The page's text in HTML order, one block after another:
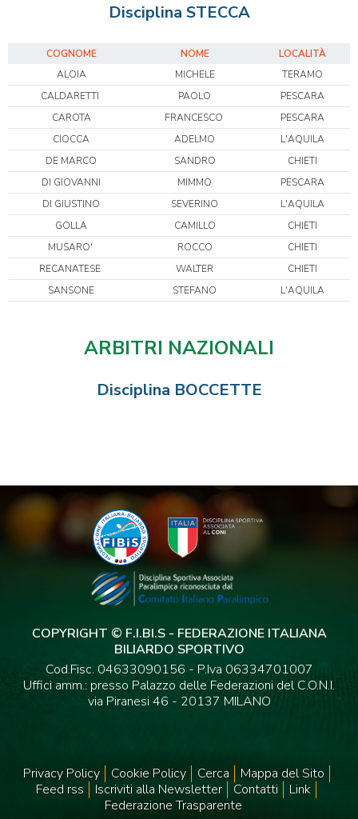
Disciplina STECCA
COGNOME NOME
LOCALITÀ
ALOIA
MICHELE
TERAMO
CALDARETTI
PAOLO
PESCARA
CAROTA
FRANCESCO
PESCARA
CIOCCA
ADELMO
L'AQUILA
DE MARCO
SANDRO
CHIETI
DI GIOVANNI
MIMMO
PESCARA
DI GIUSTINO
SEVERINO
L'AQUILA
GOLLA
CAMILLO
CHIETI
MUSARO'
ROCCO
CHIETI
RECANATESE
WALTER
CHIETI
SANSONE
STEFANO L'AQUILA
ARBITRI NAZIONALI
Disciplina BOCCETTE
COPYRIGHT © F.I.BI.S - FEDERAZIONE ITALIANA
BILIARDO SPORTIVO
Cod.Fisc. 04633090156 - P.Iva 06334701007
Uffici amm.: presso Palazzo delle Federazioni del C.O.N.I.
via Piranesi 46 - 20137 MILANO
Privacy Policy Cookie Policy Cerca
Mappa del Sito
Feed rss
Iscriviti alla Newsletter Contatti
Link
Federazione Trasparente